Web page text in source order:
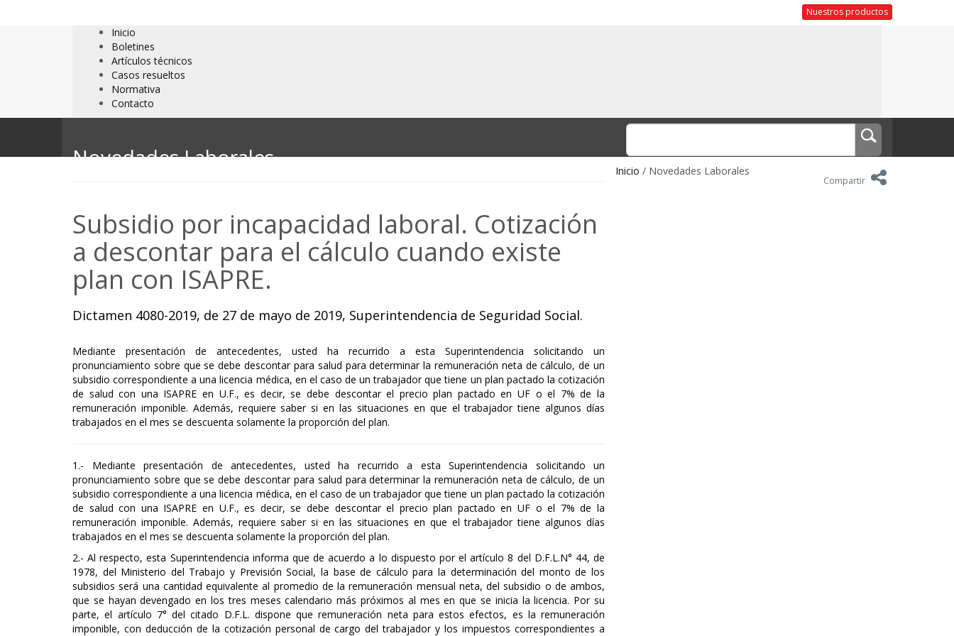
Nuestros productos
Inicio
Boletines
Artículos técnicos
Casos resueltos
Normativa
Contacto
Novedades Laborales
Inicio / Novedades Laborales
Compartir
Subsidio por incapacidad laboral. Cotización
a descontar para el cálculo cuando existe
plan con ISAPRE.
Dictamen 4080-2019, de 27 de mayo de 2019, Superintendencia de Seguridad Social.
Mediante presentación de antecedentes, usted ha recurrido a esta Superintendencia solicitando un
pronunciamiento sobre que se debe descontar para salud para determinar la remuneración neta de cálculo, de un
subsidio correspondiente a una licencia médica, en el caso de un trabajador que tiene un plan pactado la cotización
de salud con una ISAPRE en U.F., es decir, se debe descontar el precio plan pactado en UF o el 7% de la
remuneración imponible. Además, requiere saber si en las situaciones en que el trabajador tiene algunos días
trabajados en el mes se descuenta solamente la proporción del plan.
1.- Mediante presentación de antecedentes, usted ha recurrido a esta Superintendencia solicitando un
pronunciamiento sobre que se debe descontar para salud para determinar la remuneración neta de cálculo, de un
subsidio correspondiente a una licencia médica, en el caso de un trabajador que tiene un plan pactado la cotización
de salud con una ISAPRE en U.F., es decir, se debe descontar el precio plan pactado en UF o el 7% de la
remuneración imponible. Además, requiere saber si en las situaciones en que el trabajador tiene algunos días
trabajados en el mes se descuenta solamente la proporción del plan.
2.- Al respecto, esta Superintendencia informa que de acuerdo a lo dispuesto por el artículo 8 del D.F.L.N° 44, de
1978, del Ministerio del Trabajo y Previsión Social, la base de cálculo para la determinación del monto de los
subsidios será una cantidad equivalente al promedio de la remuneración mensual neta, del subsidio o de ambos,
que se hayan devengado en los tres meses calendario más próximos al mes en que se inicia la licencia. Por su
parte, el artículo 7° del citado D.F.L. dispone que remuneración neta para estos efectos, es la remuneración
imponible, con deducción de la cotización personal de cargo del trabajador y los impuestos correspondientes a